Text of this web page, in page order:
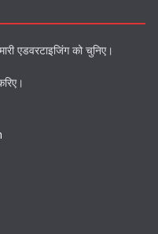
एडवरटाइजिंग को चुनिए।